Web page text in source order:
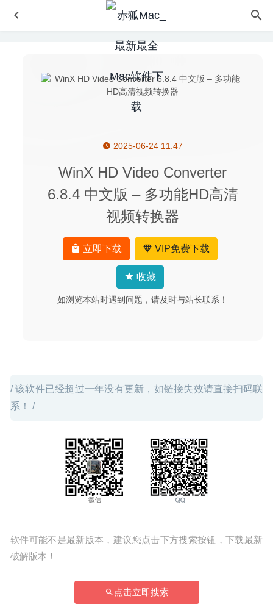
2025-06-24 11:47
WinX HD Video Converter
6.8.4 中文版 – 多功能HD高清
视频转换器
立即下载 VIP免费下载
收藏
如浏览本站时遇到问题，请及时与站长联系！
/ 该软件已经超过一年没有更新，如链接失效请直接扫码联
系！ /
软件可能不是最新版本，建议您点击下方搜索按钮，下载最新
破解版本！
点击立即搜索
Default Folder X 5.5 B2 – 实用的菜单栏增强工具
CopyClip 2.9.98.4 – Mac专业剪贴板管理工具
SQLPro Studio 2026.87 – 多用途数据库管理工具 2026-04-
2020-04-22
Microsoft Powerpoint 2019 16.35 for Mac中文版-微软幻灯